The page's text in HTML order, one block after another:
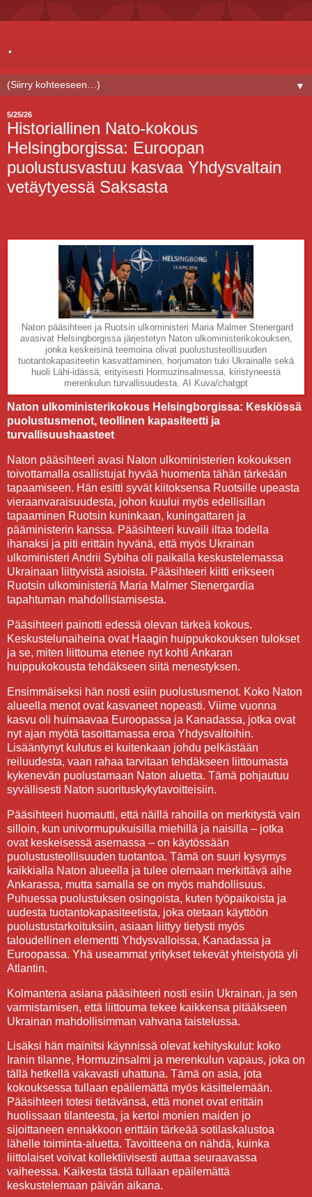
.
▼
5/25/26
Historiallinen Nato-kokous
Helsingborgissa: Euroopan
puolustusvastuu kasvaa Yhdysvaltain
vetäytyessä Saksasta
Naton pääsihteeri ja Ruotsin ulkoministeri Maria Malmer Stenergard
avasivat Helsingborgissa järjestetyn Naton ulkoministerikokouksen,
jonka keskeisinä teemoina olivat puolustusteollisuuden
tuotantokapasiteetin kasvattaminen, horjumaton tuki Ukrainalle sekä
huoli Lähi-idässä, erityisesti Hormuzinsalmessa, kiristyneestä
merenkulun turvallisuudesta. AI Kuva/chatgpt
Naton ulkoministerikokous Helsingborgissa: Keskiössä
puolustusmenot, teollinen kapasiteetti ja
turvallisuushaasteet
Naton pääsihteeri avasi Naton ulkoministerien kokouksen
toivottamalla osallistujat hyvää huomenta tähän tärkeään
tapaamiseen. Hän esitti syvät kiitoksensa Ruotsille upeasta
vieraanvaraisuudesta, johon kuului myös edellisillan
tapaaminen Ruotsin kuninkaan, kuningattaren ja
pääministerin kanssa. Pääsihteeri kuvaili iltaa todella
ihanaksi ja piti erittäin hyvänä, että myös Ukrainan
ulkoministeri Andrii Sybiha oli paikalla keskustelemassa
Ukrainaan liittyvistä asioista. Pääsihteeri kiitti erikseen
Ruotsin ulkoministeriä Maria Malmer Stenergardia
tapahtuman mahdollistamisesta.
Pääsihteeri painotti edessä olevan tärkeä kokous.
Keskustelunaiheina ovat Haagin huippukokouksen tulokset
ja se, miten liittouma etenee nyt kohti Ankaran
huippukokousta tehdäkseen siitä menestyksen.
Ensimmäiseksi hän nosti esiin puolustusmenot. Koko Naton
alueella menot ovat kasvaneet nopeasti. Viime vuonna
kasvu oli huimaavaa Euroopassa ja Kanadassa, jotka ovat
nyt ajan myötä tasoittamassa eroa Yhdysvaltoihin.
Lisääntynyt kulutus ei kuitenkaan johdu pelkästään
reiluudesta, vaan rahaa tarvitaan tehdäkseen liittoumasta
kykenevän puolustamaan Naton aluetta. Tämä pohjautuu
syvällisesti Naton suorituskykytavoitteisiin.
Pääsihteeri huomautti, että näillä rahoilla on merkitystä vain
silloin, kun univormupukuisilla miehillä ja naisilla – jotka
ovat keskeisessä asemassa – on käytössään
puolustusteollisuuden tuotantoa. Tämä on suuri kysymys
kaikkialla Naton alueella ja tulee olemaan merkittävä aihe
Ankarassa, mutta samalla se on myös mahdollisuus.
Puhuessa puolustuksen osingoista, kuten työpaikoista ja
uudesta tuotantokapasiteetista, joka otetaan käyttöön
puolustustarkoituksiin, asiaan liittyy tietysti myös
taloudellinen elementti Yhdysvalloissa, Kanadassa ja
Euroopassa. Yhä useammat yritykset tekevät yhteistyötä yli
Atlantin.
Kolmantena asiana pääsihteeri nosti esiin Ukrainan, ja sen
varmistamisen, että liittouma tekee kaikkensa pitääkseen
Ukrainan mahdollisimman vahvana taistelussa.
Lisäksi hän mainitsi käynnissä olevat kehityskulut: koko
Iranin tilanne, Hormuzinsalmi ja merenkulun vapaus, joka on
tällä hetkellä vakavasti uhattuna. Tämä on asia, jota
kokouksessa tullaan epäilemättä myös käsittelemään.
Pääsihteeri totesi tietävänsä, että monet ovat erittäin
huolissaan tilanteesta, ja kertoi monien maiden jo
sijoittaneen ennakkoon erittäin tärkeää sotilaskalustoa
lähelle toiminta-aluetta. Tavoitteena on nähdä, kuinka
liittolaiset voivat kollektiivisesti auttaa seuraavassa
vaiheessa. Kaikesta tästä tullaan epäilemättä
keskustelemaan päivän aikana.